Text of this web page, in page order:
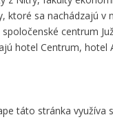
ktoré sa nachádzajú v
centrum
hotel Centrum,
táto stránka